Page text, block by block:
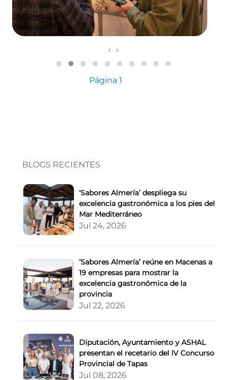
‹ ›
Página 1
BLOGS RECIENTES
‘Sabores Almería’ despliega su
excelencia gastronómica a los pies del
Mar Mediterráneo
Jul 24, 2026
‘Sabores Almería’ reúne en Macenas a
19 empresas para mostrar la
excelencia gastronómica de la
provincia
Jul 22, 2026
Diputación, Ayuntamiento y ASHAL
presentan el recetario del IV Concurso
Provincial de Tapas
Jul 08, 2026